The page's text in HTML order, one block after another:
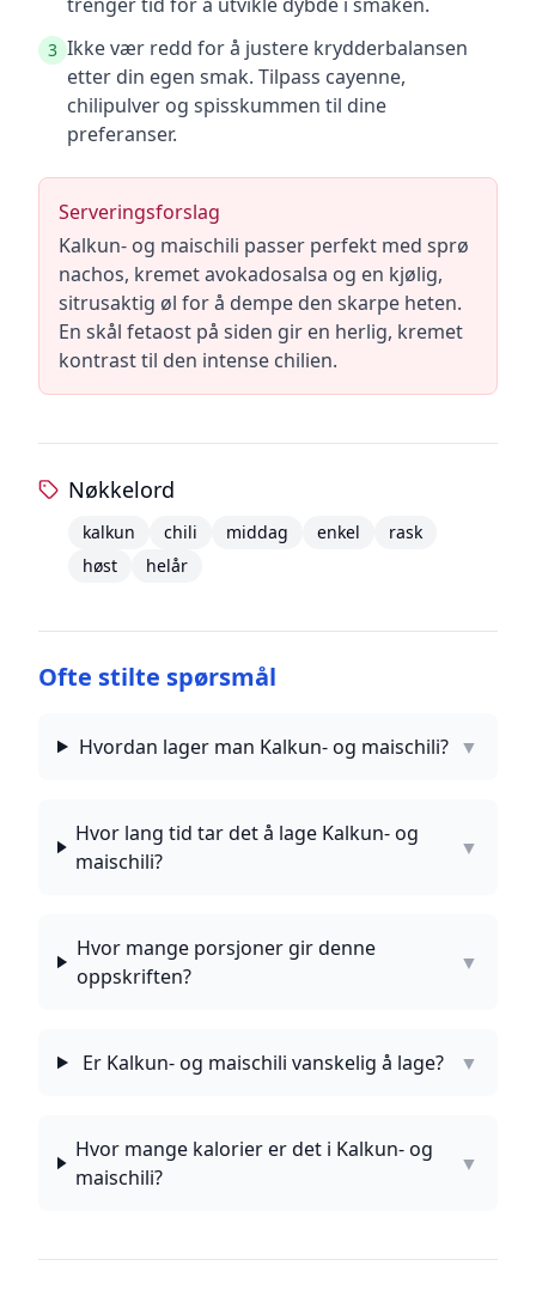
3 Ikke vær redd for å justere krydderbalansen
etter din egen smak. Tilpass cayenne,
chilipulver og spisskummen til dine
preferanser.
Serveringsforslag
Kalkun- og maischili passer perfekt med sprø
nachos, kremet avokadosalsa og en kjølig,
sitrusaktig øl for å dempe den skarpe heten.
En skål fetaost på siden gir en herlig, kremet
kontrast til den intense chilien.
Nøkkelord
kalkun chili middag enkel
rask
høst
helår
Ofte stilte spørsmål
Hvordan lager man Kalkun- og maischili? ▼
Hvor lang tid tar det å lage Kalkun- og
maischili?
▼
Hvor mange porsjoner gir denne
oppskriften?
▼
Er Kalkun- og maischili vanskelig å lage? ▼
Hvor mange kalorier er det i Kalkun- og
maischili?
▼